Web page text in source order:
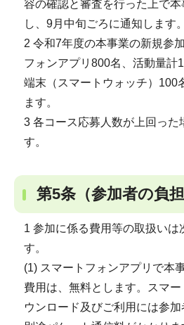
容の確認と審査を行った上で
し、9月中旬ごろに通知します。
2 令和7年度の本事業の新規参
フォンアプリ800名、活動量計
端末（スマートウォッチ）100
ます。
3 各コース応募人数が上回った
す。
第5条（参加者の負担
1 参加に係る費用等の取扱いは
す。
(1) スマートフォンアプリで本
費用は、無料とします。スマ
ウンロード及びご利用には参